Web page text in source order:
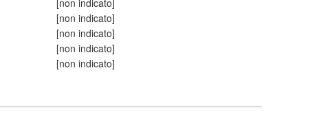
[non indicato]
[non indicato]
[non indicato]
[non indicato]
[non indicato]